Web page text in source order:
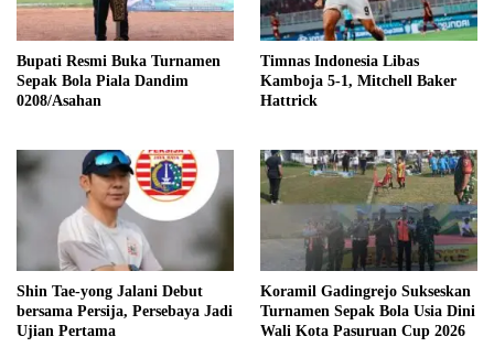
Bupati Resmi Buka Turnamen
Sepak Bola Piala Dandim
0208/Asahan
Timnas Indonesia Libas
Kamboja 5-1, Mitchell Baker
Hattrick
Shin Tae-yong Jalani Debut
bersama Persija, Persebaya Jadi
Ujian Pertama
Koramil Gadingrejo Sukseskan
Turnamen Sepak Bola Usia Dini
Wali Kota Pasuruan Cup 2026